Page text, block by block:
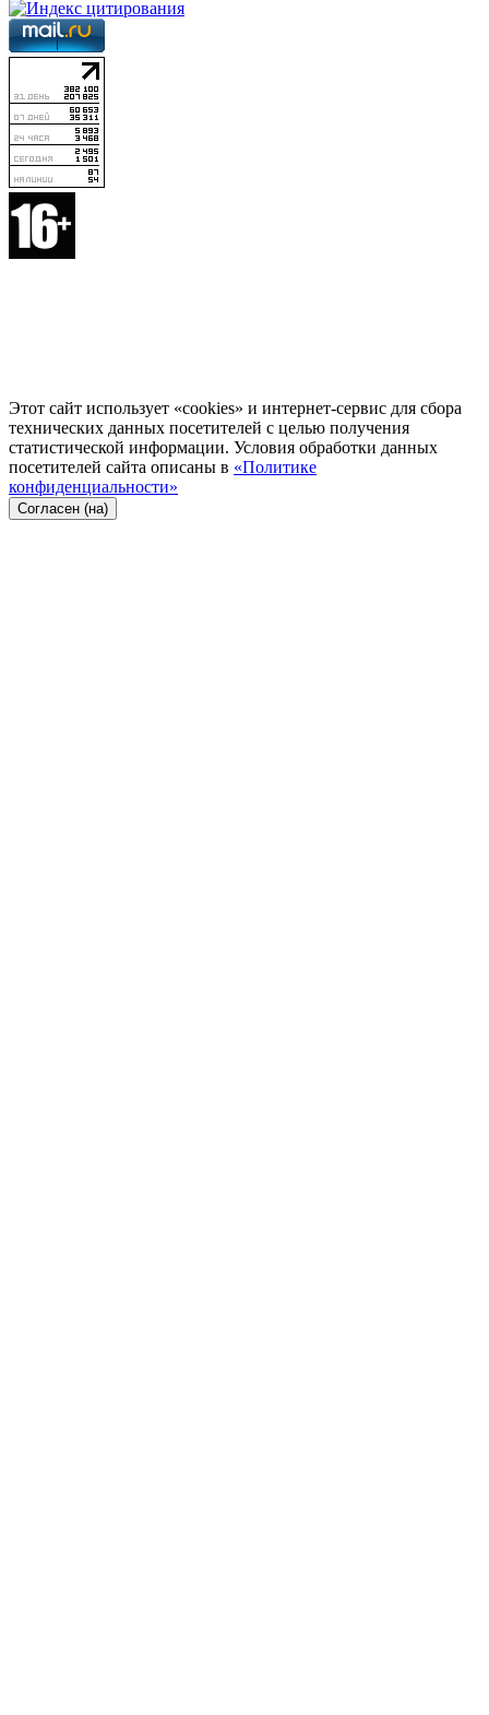
Этот сайт использует «cookies» и интернет-сервис для сбора
технических данных посетителей с целью получения
статистической информации. Условия обработки данных
посетителей сайта описаны в «Политике
конфиденциальности»
Согласен (на)